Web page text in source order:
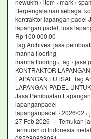
newukm › item › mark ›
Berpengalaman sebagai
kontraktor lapangan padel
lapangan padel, luas
Rp 100 000,00
Tag Archives: jasa
manna flooring
manna flooring › tag › jasa
KONTRAKTOR
LAPANGAN FUTSAL Tag
LAPANGAN PADEL
Jasa Pembuatan
lapanganpadel
lapanganpadel › 2026/02 ›
27 Feb 2026 — Temukan
termurah di Indonesia